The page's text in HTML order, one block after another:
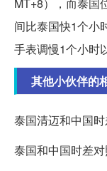
MT+8），而泰国
间比泰国快1个小
手表调慢1个小时
其他小伙伴的
泰国清迈和中国
泰国和中国时差